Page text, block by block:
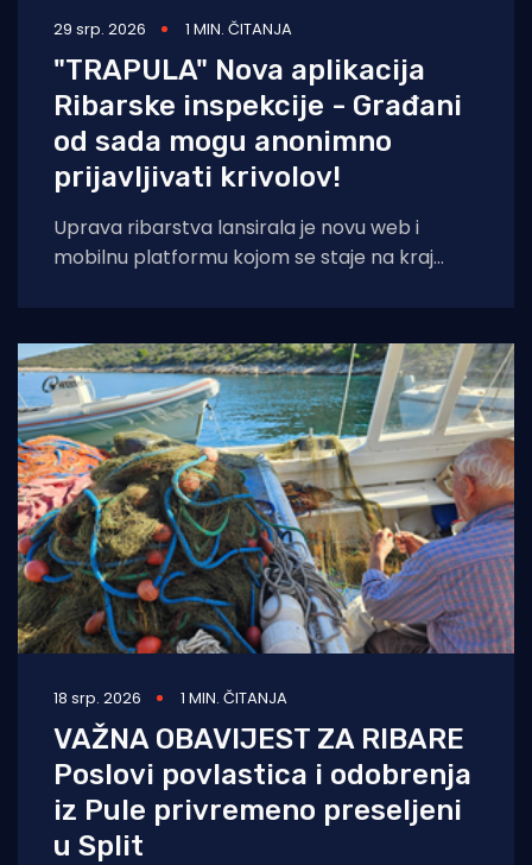
29 srp. 2026 1 MIN. ČITANJA
"TRAPULA" Nova aplikacija
Ribarske inspekcije - Građani
od sada mogu anonimno
prijavljivati krivolov!
Uprava ribarstva lansirala je novu web i
mobilnu platformu kojom se staje na kraj
18 srp. 2026 1 MIN. ČITANJA
VAŽNA OBAVIJEST ZA RIBARE
Poslovi povlastica i odobrenja
iz Pule privremeno preseljeni
u Split